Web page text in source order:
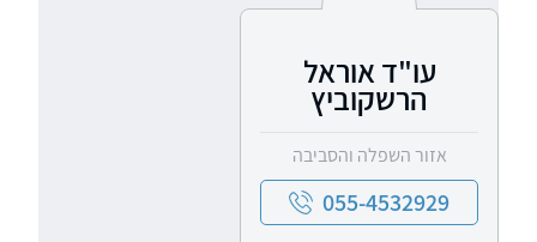
עו"ד אוראל
הרשקוביץ
אזור השפלה והסביבה
055-4532929